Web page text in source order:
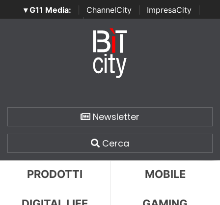
▾ G11 Media: ChannelCity ImpresaCity
SecurityOpenLab | Italian Channel Awards | Italian
Italian Security Awards
Newsletter
Cerca
PRODOTTI MOBILE